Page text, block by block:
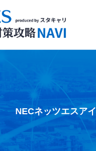
NECネッツエスアイ